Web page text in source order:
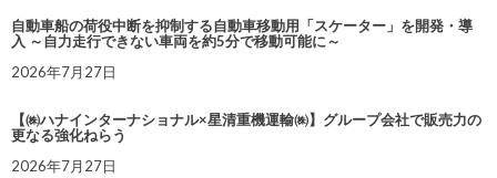
自動車船の荷役中断を抑制する自動車移動用「スケーター」を開発・導
入 ～自力走行できない車両を約5分で移動可能に～
2026年7月27日
【㈱ハナインターナショナル×星清重機運輸㈱】グループ会社で販売力の
更なる強化ねらう
2026年7月27日